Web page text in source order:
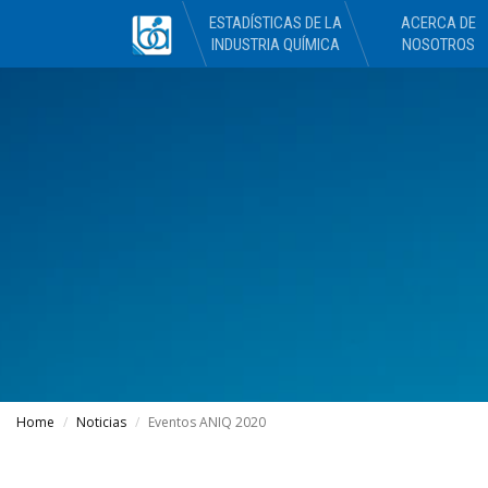
ESTADÍSTICAS DE LA
INDUSTRIA QUÍMICA
ACERCA DE
NOSOTROS
Home Noticias Eventos ANIQ 2020